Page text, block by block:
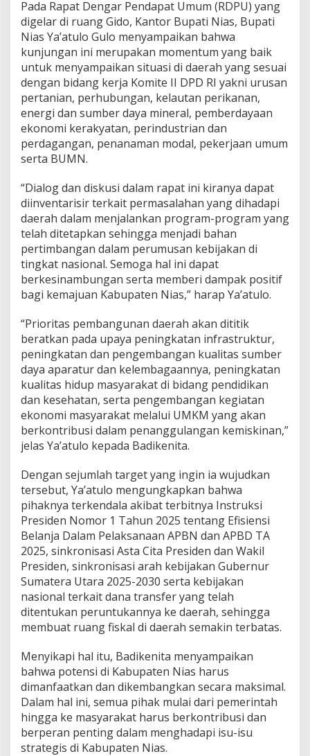
Pada Rapat Dengar Pendapat Umum (RDPU) yang
digelar di ruang Gido, Kantor Bupati Nias, Bupati
Nias Ya’atulo Gulo menyampaikan bahwa
kunjungan ini merupakan momentum yang baik
untuk menyampaikan situasi di daerah yang sesuai
dengan bidang kerja Komite II DPD RI yakni urusan
pertanian, perhubungan, kelautan perikanan,
energi dan sumber daya mineral, pemberdayaan
ekonomi kerakyatan, perindustrian dan
perdagangan, penanaman modal, pekerjaan umum
serta BUMN.
“Dialog dan diskusi dalam rapat ini kiranya dapat
diinventarisir terkait permasalahan yang dihadapi
daerah dalam menjalankan program-program yang
telah ditetapkan sehingga menjadi bahan
pertimbangan dalam perumusan kebijakan di
tingkat nasional. Semoga hal ini dapat
berkesinambungan serta memberi dampak positif
bagi kemajuan Kabupaten Nias,” harap Ya’atulo.
“Prioritas pembangunan daerah akan dititik
beratkan pada upaya peningkatan infrastruktur,
peningkatan dan pengembangan kualitas sumber
daya aparatur dan kelembagaannya, peningkatan
kualitas hidup masyarakat di bidang pendidikan
dan kesehatan, serta pengembangan kegiatan
ekonomi masyarakat melalui UMKM yang akan
berkontribusi dalam penanggulangan kemiskinan,”
jelas Ya’atulo kepada Badikenita.
Dengan sejumlah target yang ingin ia wujudkan
tersebut, Ya’atulo mengungkapkan bahwa
pihaknya terkendala akibat terbitnya Instruksi
Presiden Nomor 1 Tahun 2025 tentang Efisiensi
Belanja Dalam Pelaksanaan APBN dan APBD TA
2025, sinkronisasi Asta Cita Presiden dan Wakil
Presiden, sinkronisasi arah kebijakan Gubernur
Sumatera Utara 2025-2030 serta kebijakan
nasional terkait dana transfer yang telah
ditentukan peruntukannya ke daerah, sehingga
membuat ruang fiskal di daerah semakin terbatas.
Menyikapi hal itu, Badikenita menyampaikan
bahwa potensi di Kabupaten Nias harus
dimanfaatkan dan dikembangkan secara maksimal.
Dalam hal ini, semua pihak mulai dari pemerintah
hingga ke masyarakat harus berkontribusi dan
berperan penting dalam menghadapi isu-isu
strategis di Kabupaten Nias.